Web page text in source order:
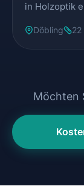
in Holzoptik
Döbling 22
Möchten